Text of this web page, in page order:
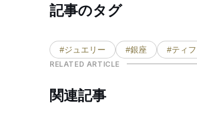
記事のタグ
#ジュエリー #銀座 #ティ
RELATED ARTICLE
関連記事